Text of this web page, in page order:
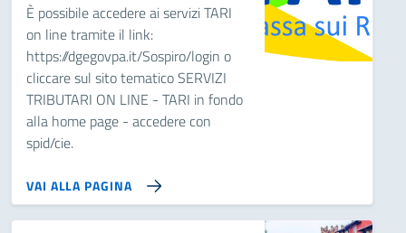
È possibile accedere ai servizi TARI
on line tramite il link:
https://dgegovpa.it/Sospiro/login o
cliccare sul sito tematico SERVIZI
TRIBUTARI ON LINE - TARI in fondo
alla home page - accedere con
spid/cie.
VAI ALLA PAGINA